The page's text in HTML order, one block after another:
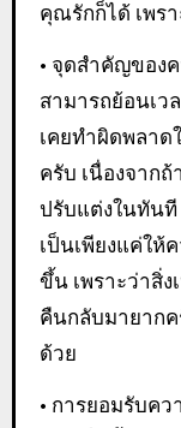
คุณรักก็ได้ เพร
• จุดสำคัญของ
สามารถย้อนเว
เคยทำผิดพลาด
ครับ เนื่องจาก
ปรับแต่งในทันที
เป็นเพียงแค่ให้
ขึ้น เพราะว่าสิ่ง
คืนกลับมายากค
ด้วย
• การยอมรับค